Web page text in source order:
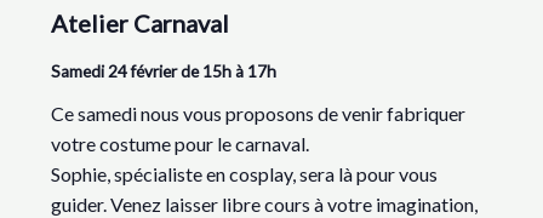
Atelier Carnaval
Samedi 24 février de 15h à 17h
Ce samedi nous vous proposons de venir fabriquer
votre costume pour le carnaval.
Sophie, spécialiste en cosplay, sera là pour vous
guider. Venez laisser libre cours à votre imagination,